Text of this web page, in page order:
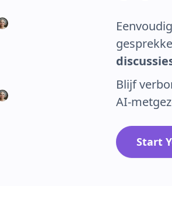
Eenvoudig
Blijf
AI-
Start